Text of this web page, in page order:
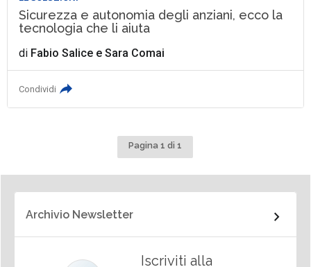
Sicurezza e autonomia degli anziani, ecco la
tecnologia che li aiuta
di Fabio Salice eSara Comai
Condividi
Pagina 1 di 1
Archivio Newsletter
Iscriviti alla